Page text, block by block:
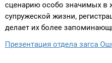
сценарию особо значимых в
супружеской жизни,
делает их более
Презентация отдела загса